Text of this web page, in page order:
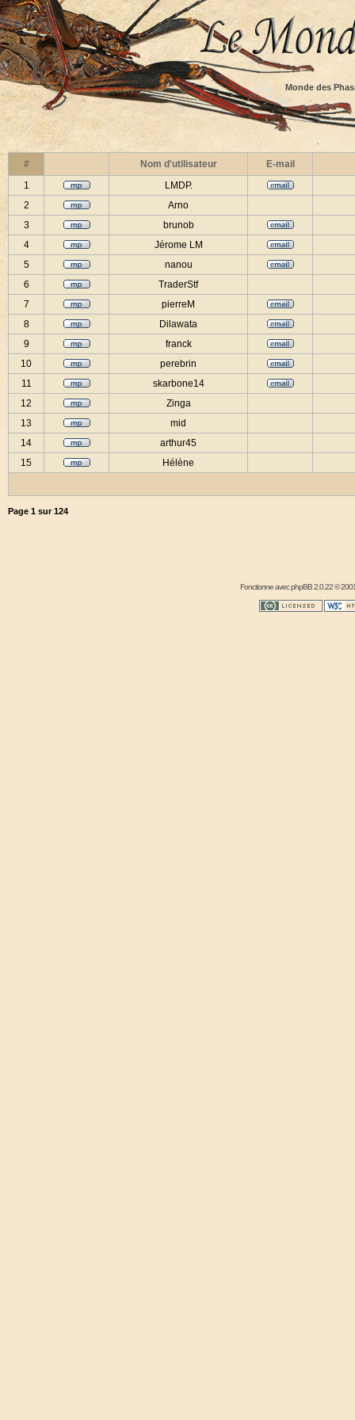
Monde des
# Nom d'utilisateur
E-mail
1
LMDP.
2
Arno
3
brunob
4
Jérome LM
5
nanou
6
TraderStf
7
pierreM
8
Dilawata
9
franck
10
perebrin
11
skarbone14
12
Zinga
13
mid
14
arthur45
15
Hélène
Page 1 sur124
Fonctionne avecphpBB2.0.22 ©